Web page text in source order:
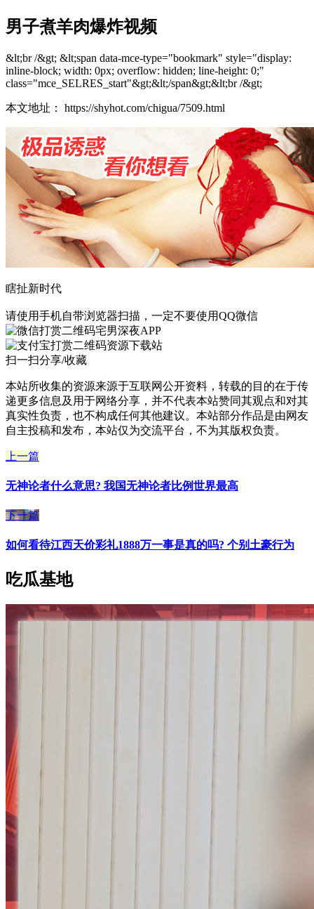
男子煮羊肉爆炸视频
&lt;br /&gt; &lt;span data-mce-type="bookmark" style="display:
inline-block; width: 0px; overflow: hidden; line-height: 0;"
class="mce_SELRES_start"&gt;&lt;/span&gt;&lt;br /&gt;
本文地址： https://shyhot.com/chigua/7509.html
瞎扯新时代
请使用手机自带浏览器扫描，一定不要使用QQ微信
宅男深夜APP
资源下载站
扫一扫分享/收藏
本站所收集的资源来源于互联网公开资料，转载的目的在于传
递更多信息及用于网络分享，并不代表本站赞同其观点和对其
真实性负责，也不构成任何其他建议。本站部分作品是由网友
自主投稿和发布，本站仅为交流平台，不为其版权负责。
上一篇
无神论者什么意思? 我国无神论者比例世界最高
下一篇
如何看待江西天价彩礼1888万一事是真的吗? 个别土豪行为
吃瓜基地